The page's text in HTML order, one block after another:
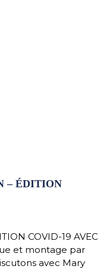
– ÉDITION
COVID-19 AVEC
et montage par
avec Mary